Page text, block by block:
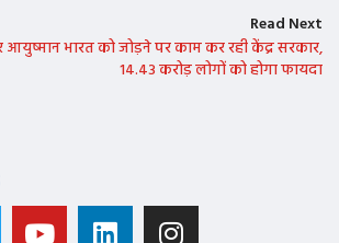
Read Next
भारत को जोड़ने पर काम कर रही केंद्र सरकार,
14.43 करोड़ लोगों को होगा फायदा